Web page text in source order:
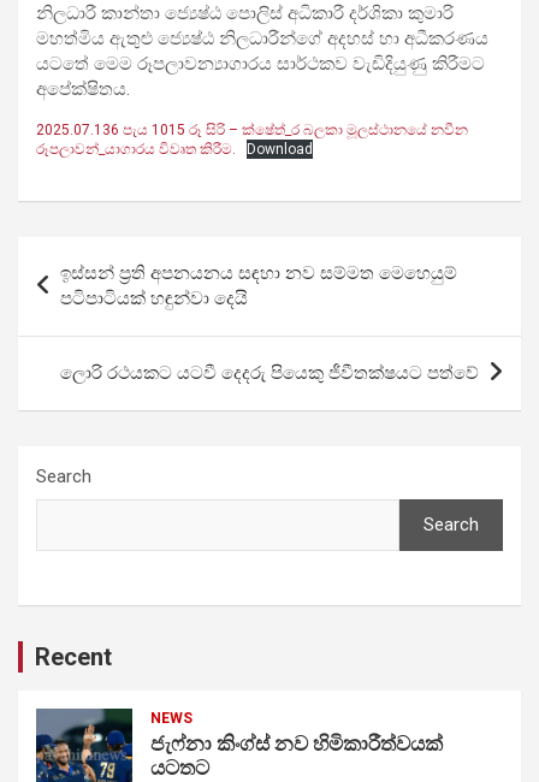
නිලධාරී කාන්තා ජ්‍යෙෂ්ඨ පොලිස් අධිකාරී දර්ශිකා කුමාරි
මහත්මිය ඇතුළු ජ්‍යෙෂ්ඨ නිලධාරීන්ගේ අදහස් හා අධීකරණය
යටතේ මෙම රූපලාවන්‍යාගාරය සාර්ථකව වැඩිදියුණු කිරීමට
අපේක්ෂිතය.
2025.07.136 පැය 1015 රූ සිරි – ක්ෂේත්_ර බලකා මූලස්ථානයේ නවීන
රූපලාවන්_යාගාරය විවෘත කිරීම.
Download
navigation
ඉස්සන් ප්‍රති අපනයනය සඳහා නව සම්මත මෙහෙයුම්
පටිපාටියක් හඳුන්වා දෙයි
ලොරි රථයකට යටවී දෙදරු පියෙකු ජීවීතක්ෂයට පත්වේ
Search
Search
Recent
NEWS
ජැෆ්නා කිංග්ස් නව හිමිකාරීත්වයක්
යටතට